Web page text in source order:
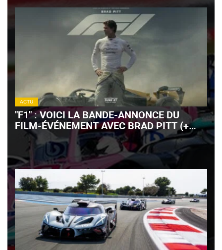
ACTU
"F1" : VOICI LA BANDE-ANNONCE DU
FILM-ÉVÉNEMENT AVEC BRAD PITT (+
VIDÉO)